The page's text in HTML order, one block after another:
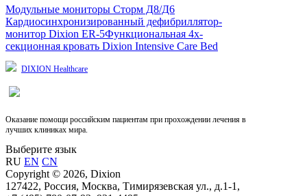
Модульные мониторы Сторм Д8/Д6
Кардиосинхронизированный дефибриллятор-
монитор Dixion ER-5Функциональная 4х-
секционная кровать Dixion Intensive Care Bed
DIXION Healthcare
Оказание помощи российским пациентам при прохождении лечения в
лучших клиниках мира.
Выберите язык
RU EN CN
Copyright © 2026, Dixion
127422, Россия, Москва, Тимирязевская ул., д.1-1,